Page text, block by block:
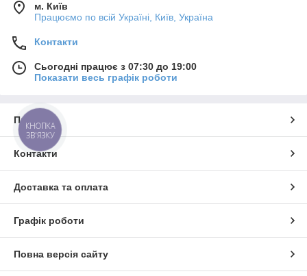
м. Київ
Працюємо по всій Україні, Київ, Україна
Контакти
Сьогодні працює з 07:30 до 19:00
Показати весь графік роботи
Про нас
Контакти
Доставка та оплата
Графік роботи
Повна версія сайту
КНОПКА
ЗВ'ЯЗКУ